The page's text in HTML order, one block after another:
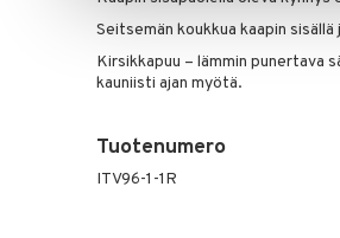
Seitsemän koukkua kaapin
Kirsikkapuu – lämmin punertava
kauniisti ajan myötä.
Tuotenumero
ITV96-1-1R